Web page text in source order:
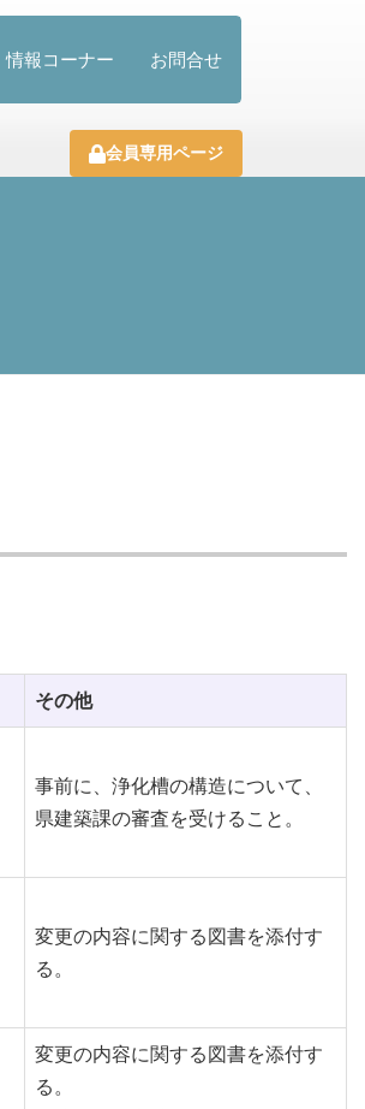
情報コーナー お問合せ
会員専用ページ
その他
事前に、浄化槽の構造について、
県建築課の審査を受けること。
変更の内容に関する図書を添付す
る。
変更の内容に関する図書を添付す
る。